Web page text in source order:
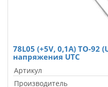
78L05 (+5V, 0,1A) TO-92
напряжения UTC
Артикул
Производитель